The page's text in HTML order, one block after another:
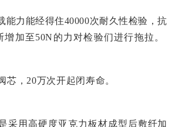
能力能经得住40000次耐久性检验，抗
增加至50N的力对检验们进行拖拉。
量阀芯，20万次开起闭寿命。
采用高硬度亚克力板材成型后敷纤加